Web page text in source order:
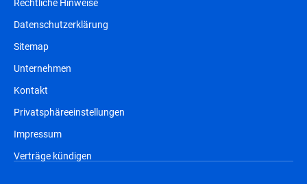
Datenschutzerklärung
Sitemap
Unternehmen
Kontakt
Privatsphäreeinstellungen
Impressum
Verträge kündigen